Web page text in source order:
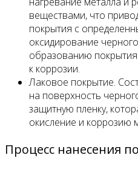
веществами, что
покрытия с
оксидирование
образованию
к коррозии.
Лаковое покрытие.
на поверхность
защитную пленку,
окисление и коррозию
Процесс нанесения